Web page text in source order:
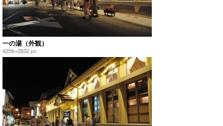
一の湯（外観）
4256×2832 px